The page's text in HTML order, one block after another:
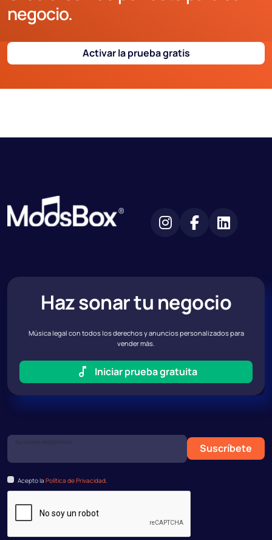
negocio.
Activar la prueba gratis
Haz sonar tu negocio
Música legal con todos los derechos y anuncios personalizados para
vender más.
Iniciar prueba gratuita
Su correo electrónico
Suscríbete
Acepto la Política de Privacidad.